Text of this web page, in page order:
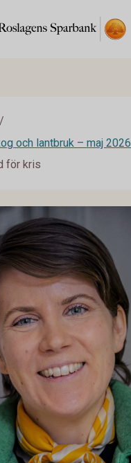
och lantbruk – maj 2026
för kris